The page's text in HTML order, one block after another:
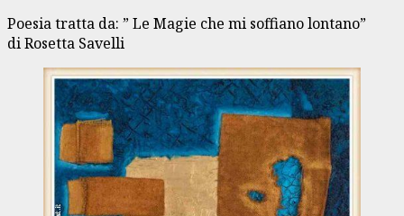
Poesia tratta da: ” Le Magie che mi soffiano lontano”
di Rosetta Savelli